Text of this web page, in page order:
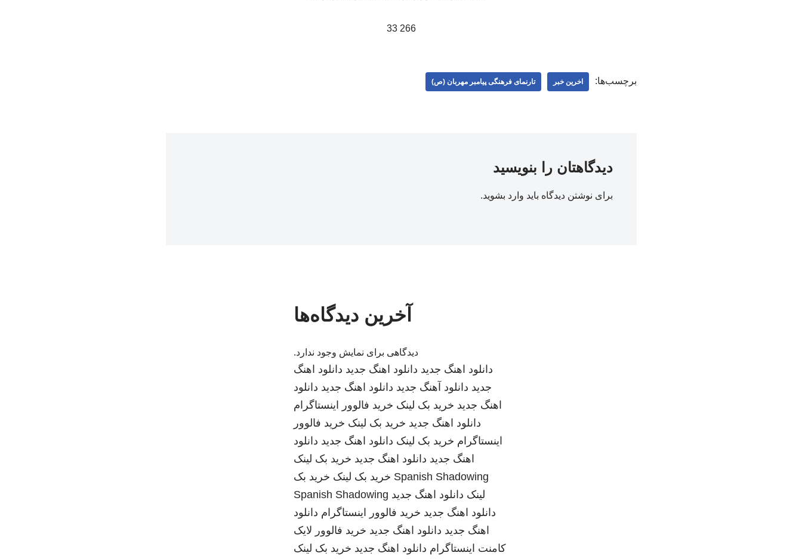
266 33
برچسب‌ها: اخرین خبر تارنمای فرهنگی پیامبر مهربان (ص)
دیدگاهتان را بنویسید
برای نوشتن دیدگاه باید وارد بشوید.
آخرین دیدگاه‌ها
دیدگاهی برای نمایش وجود ندارد.
دانلود اهنگ جدید دانلود اهنگ جدید دانلود اهنگ
جدید دانلود آهنگ جدید دانلود اهنگ جدید دانلود
اهنگ جدید خرید بک لینک خرید فالوور اینستاگرام
دانلود اهنگ جدید خرید بک لینک خرید فالوور
اینستاگرام خرید بک لینک دانلود اهنگ جدید دانلود
اهنگ جدید دانلود اهنگ جدید خرید بک لینک
Spanish Shadowing خرید بک لینک خرید بک
لینک دانلود اهنگ جدید Spanish Shadowing
دانلود اهنگ جدید خرید فالوور اینستاگرام دانلود
اهنگ جدید دانلود اهنگ جدید خرید فالوور لایک
کامنت اینستاگرام دانلود اهنگ جدید خرید بک لینک